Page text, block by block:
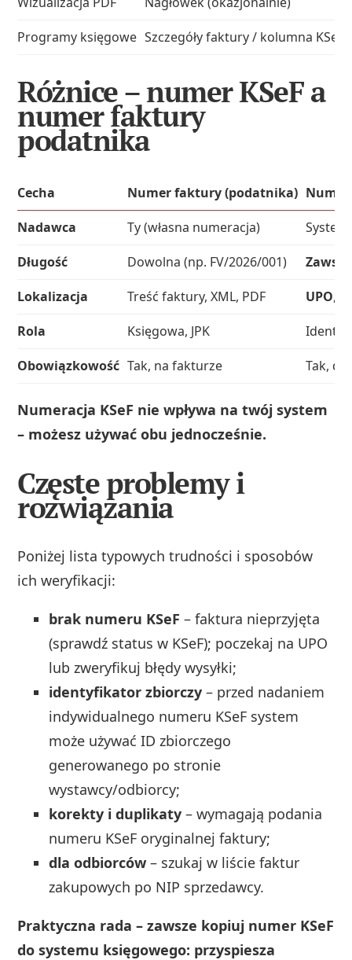
Programy księgowe Szczegóły faktury / kolumna KSeF
Różnice – numer KSeF a
numer faktury
podatnika
Cecha Numer faktury (podatnika) Numer
Nadawca
Ty (własna numeracja)
Długość
Dowolna (np. FV/2026/001)
Lokalizacja
Treść faktury, XML, PDF UPO,
Rola
Księgowa, JPK
Obowiązkowość Tak, na fakturze Tak,
Numeracja KSeF nie wpływa na twój system
– możesz używać obu jednocześnie.
Częste problemy i
rozwiązania
Poniżej lista typowych trudności i sposobów
ich weryfikacji:
brak numeru KSeF – faktura nieprzyjęta
(sprawdź status w KSeF); poczekaj na UPO
lub zweryfikuj błędy wysyłki;
identyfikator zbiorczy – przed nadaniem
indywidualnego numeru KSeF system
może używać ID zbiorczego
generowanego po stronie
wystawcy/odbiorcy;
korekty i duplikaty – wymagają podania
numeru KSeF oryginalnej faktury;
dla odbiorców – szukaj w liście faktur
zakupowych po NIP sprzedawcy.
Praktyczna rada – zawsze kopiuj numer KSeF
do systemu księgowego: przyspiesza